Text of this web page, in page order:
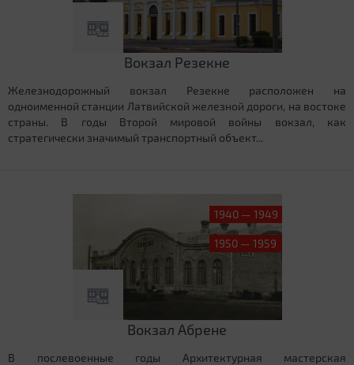
Вокзал Резекне
Железнодорожный вокзал Резекне расположен на
одноименной станции Латвийской железной дороги, на востоке
страны. В годы Второй мировой войны вокзал, как
стратегически значимый транспортный объект...
1940 — 1949
1950 — 1959
Вокзал Абрене
В послевоенные годы Архитектурная мастерская